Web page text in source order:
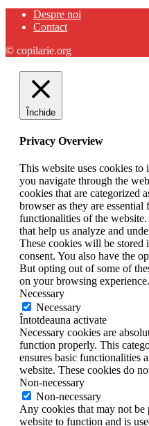
Despre noi
Contact
© copilarie.org
Închide
Privacy Overview
This website uses cookies
you navigate through the
cookies that are categorized
browser as they are
functionalities of the
that help us analyze and
These cookies will be
consent. You also have the
But opting out of some of
on your browsing experience.
Necessary
Necessary
Întotdeauna activate
Necessary cookies are
function properly. This
ensures basic functionalities
website. These cookies do
Non-necessary
Non-necessary
Any cookies that may not be
website to function and is